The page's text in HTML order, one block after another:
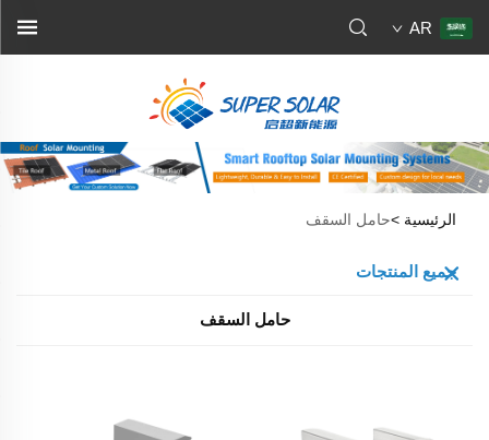
AR
الرئيسية >حامل السقف
جميع المنتجات
حامل السقف